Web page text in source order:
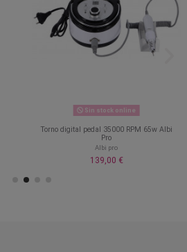
Sin stock online
Torno digital pedal 35000 RPM 65w Albi
Pro
Albi pro
139,00 €